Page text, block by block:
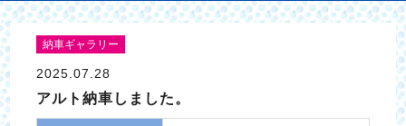
納車ギャラリー
2025.07.28
アルト納車しました。